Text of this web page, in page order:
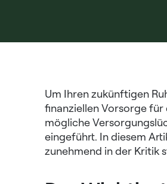
Um Ihren zukünftigen
finanziellen Vorsorge für
mögliche
eingeführt. In diesem
zunehmend in der Kritik